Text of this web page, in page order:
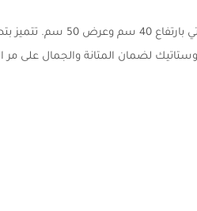
لضمان المتانة والجمال على